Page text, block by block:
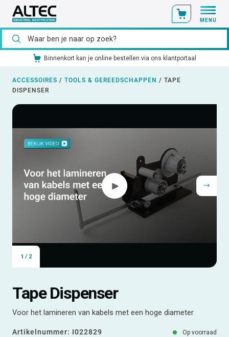
MENU
bestellen via ons klantportaal Ons catalogusmateriaal
ACCESSOIRES / TOOLS & GEREEDSCHAPPEN / TAPE
DISPENSER
1 / 2
Tape Dispenser
Voor het lamineren van kabels met een hoge diameter
Artikelnummer: I022829 Op voorraad